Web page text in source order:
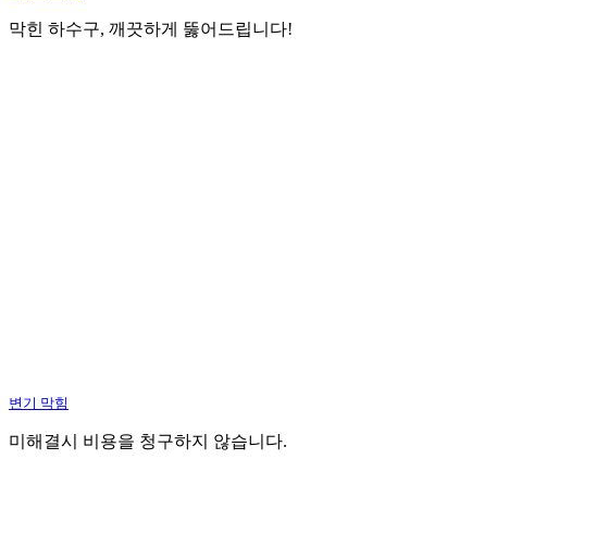
막힌 하수구, 깨끗하게 뚫어드립니다!
변기 막힘
미해결시 비용을 청구하지 않습니다.